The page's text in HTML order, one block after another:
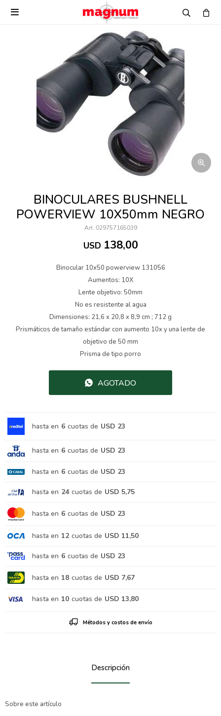

BINOCULARES BUSHNELL
POWERVIEW 10X50mm NEGRO
029757165039
USD 138,00
Binocular 10x50 powerview 131056
Aumentos: 10X
Lente objetivo: 50mm
No es resistente al agua
Dimensiones: 21,6 x 20,8 x 8,9 cm ; 712 g
Prismáticos de tamaño estándar con aumento 10x y una lente de
objetivo de 50 mm
Prisma de tipo porro
AGOTADO
hasta en 6 cuotas de USD 23
hasta en 6 cuotas de USD 23
hasta en 6 cuotas de USD 23
hasta en 24 cuotas de USD 5,75
hasta en 6 cuotas de USD 23
hasta en 12 cuotas de USD 11,50
hasta en 6 cuotas de USD 23
hasta en 18 cuotas de USD 7,67
hasta en 10 cuotas de USD 13,80
Métodos y costos de envío
Descripción
Sobre este artículo